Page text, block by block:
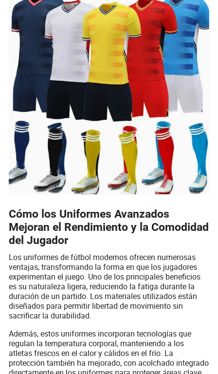
Cómo los Uniformes Avanzados
Mejoran el Rendimiento y la Comodidad
del Jugador
Los uniformes de fútbol modernos ofrecen numerosas
ventajas, transformando la forma en que los jugadores
experimentan el juego. Uno de los principales beneficios
es su naturaleza ligera, reduciendo la fatiga durante la
duración de un partido. Los materiales utilizados están
diseñados para permitir libertad de movimiento sin
sacrificar la durabilidad.
Además, estos uniformes incorporan tecnologías que
regulan la temperatura corporal, manteniendo a los
atletas frescos en el calor y cálidos en el frío. La
protección también ha mejorado, con acolchado integrado